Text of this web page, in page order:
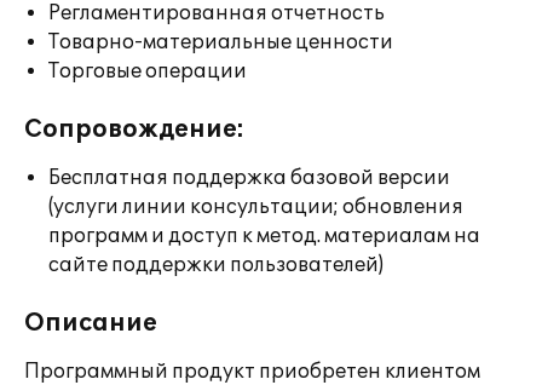
Регламентированная отчетность
Товарно-материальные ценности
Торговые операции
Сопровождение:
Бесплатная поддержка базовой версии
(услуги линии консультации; обновления
программ и доступ к метод. материалам на
сайте поддержки пользователей)
Описание
Программный продукт приобретен клиентом